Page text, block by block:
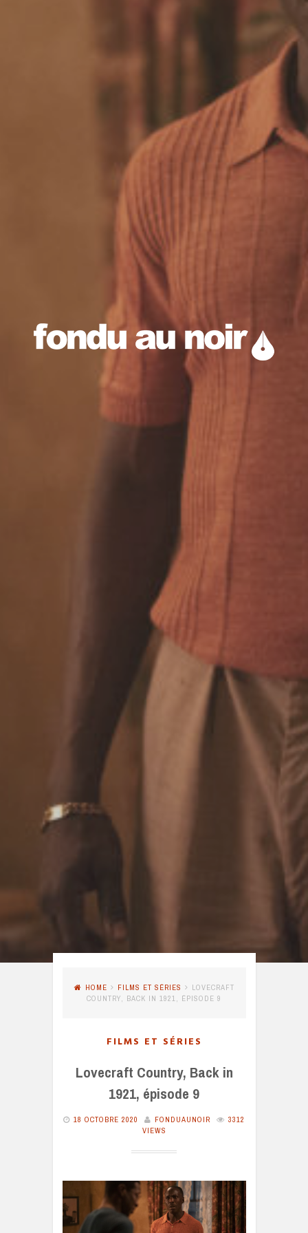
HOME FILMS ET SÉRIES
LOVECRAFT
COUNTRY, BACK IN 1921, ÉPISODE 9
FILMS ET SÉRIES
Lovecraft Country, Back in
1921, épisode 9
18 OCTOBRE 2020 FONDUAUNOIR
3312
VIEWS